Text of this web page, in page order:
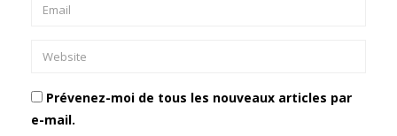
Prévenez-moi de tous les nouveaux articles par
e-mail.